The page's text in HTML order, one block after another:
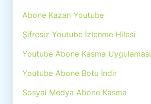
Abone Kazan Youtube
Şifresiz Youtube İzlenme Hilesi
Youtube Abone Kasma Uygulaması
Youtube Abone Botu İndir
Sosyal Medya Abone Kasma